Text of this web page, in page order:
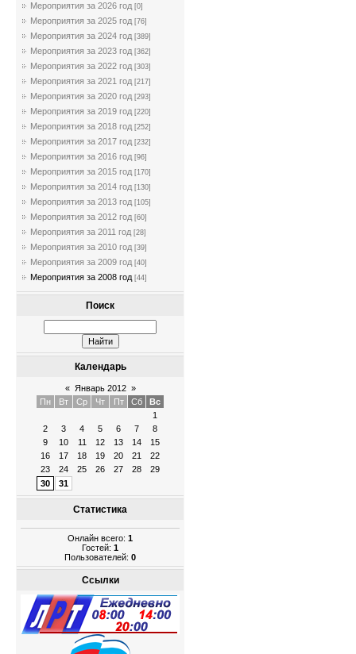
Мероприятия за 2026 год [0]
Мероприятия за 2025 год [76]
Мероприятия за 2024 год [389]
Мероприятия за 2023 год [362]
Мероприятия за 2022 год [303]
Мероприятия за 2021 год [217]
Мероприятия за 2020 год [293]
Мероприятия за 2019 год [220]
Мероприятия за 2018 год [252]
Мероприятия за 2017 год [232]
Мероприятия за 2016 год [96]
Мероприятия за 2015 год [170]
Мероприятия за 2014 год [130]
Мероприятия за 2013 год [105]
Мероприятия за 2012 год [60]
Мероприятия за 2011 год [28]
Мероприятия за 2010 год [39]
Мероприятия за 2009 год [40]
Мероприятия за 2008 год [44]
Поиск
Календарь
« Январь 2012 »
Пн
Вт Ср Чт Пт Сб
Вс
1
2
3 4 5 6 7
8
9
10 11 12 13 14
15
16
17 18 19 20 21
22
23
24 25 26 27 28
29
30
31
Статистика
Онлайн всего: 1
Гостей: 1
Пользователей: 0
Ссылки